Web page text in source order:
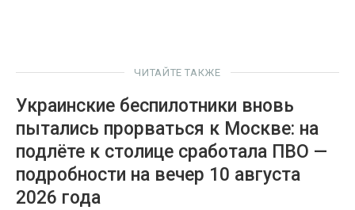
ЧИТАЙТЕ ТАКЖЕ
Украинские беспилотники вновь
пытались прорваться к Москве: на
подлёте к столице сработала ПВО —
подробности на вечер 10 августа
2026 года